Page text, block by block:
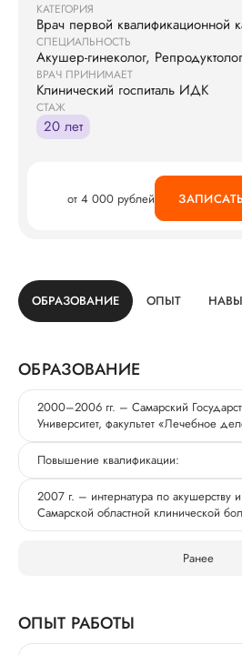
КАТЕГОРИЯ
Врач первой квалификационной
СПЕЦИАЛЬНОСТЬ
Акушер-гинеколог, Репродуктолог
ВРАЧ ПРИНИМАЕТ
Клинический госпиталь ИДК
СТАЖ
20 лет
от 4 000 рублей
ОБРАЗОВАНИЕ ОПЫТ
ОБРАЗОВАНИЕ
2000–2006 гг. – Самарский
Университет, факультет «Лечебное
Повышение квалификации:
2007 г. – интернатура по акушерству
Самарской областной клинической
Ранее
ОПЫТ РАБОТЫ